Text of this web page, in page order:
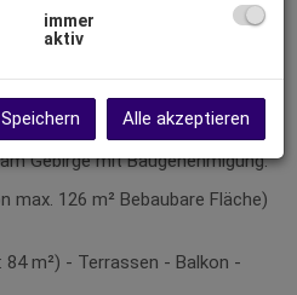
Gebirge mit Baugenehmigung.
max. 126 m² Bebaubare Fläche)
84 m²) - Terrassen - Balkon -
immer
aktiv
Speichern Alle akzeptieren